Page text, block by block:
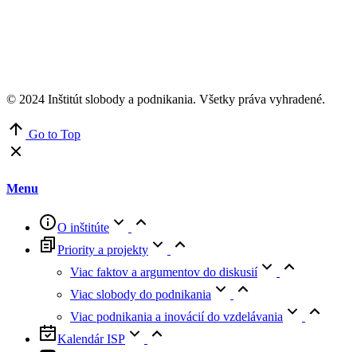
© 2024 Inštitút slobody a podnikania. Všetky práva vyhradené.
Go to Top
Menu
O inštitúte
Priority a projekty
Viac faktov a argumentov do diskusií
Viac slobody do podnikania
Viac podnikania a inovácií do vzdelávania
Kalendár ISP